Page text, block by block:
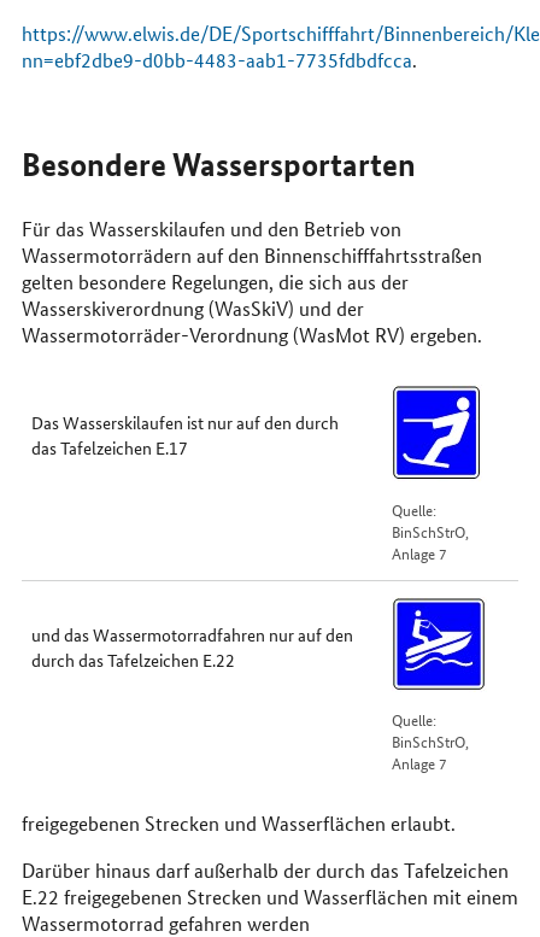
https://www.elwis.de/DE/Sportschifffahrt/Binnenbereich/
nn=ebf2dbe9-d0bb-4483-aab1-7735fdbdfcca.
Besondere Wassersportarten
Für das Wasserskilaufen und den Betrieb von
Wassermotorrädern auf den Binnenschifffahrtsstraßen
gelten besondere Regelungen, die sich aus der
Wasserskiverordnung (WasSkiV) und der
Wassermotorräder-Verordnung (WasMot RV) ergeben.
Das Wasserskilaufen ist nur auf den durch
das Tafelzeichen E.17
Quelle:
BinSchStrO,
Anlage 7
und das Wassermotorradfahren nur auf den
durch das Tafelzeichen E.22
Quelle:
BinSchStrO,
Anlage 7
freigegebenen Strecken und Wasserflächen erlaubt.
Darüber hinaus darf außerhalb der durch das Tafelzeichen
E.22 freigegebenen Strecken und Wasserflächen mit einem
Wassermotorrad gefahren werden